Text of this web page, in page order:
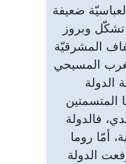
ضعيفة
وبروز
المشرقيّة
المسيحي
الدولة
المتسمتين
فالدولة
أمّا روما
الدولة